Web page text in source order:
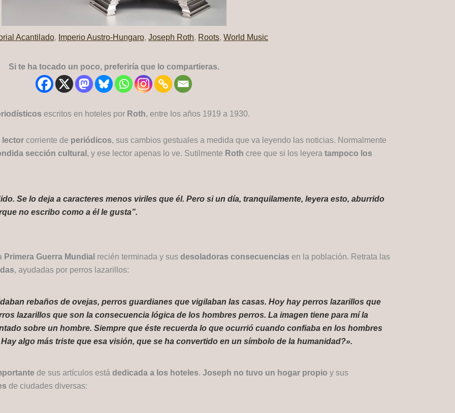
Acantilado, Imperio Austro-Hungaro, Joseph Roth, Roots, World Music
Si te ha tocado un poco, preferiría que lo compartieras.
escritos en hoteles por Roth, entre los años 1919 a 1930.
lector corriente de periódicos, sus cambios gestuales a medida que va leyendo las noticias. Normalmente
sección cultural , y ese lector apenas lo ve. Sutilmente Roth cree que si los leyera tampoco los
Se lo deja a caracteres menos viriles que él. Pero si un día, tranquilamente, leyera esto, aburrido
no escribo como a él le gusta”.
Primera Guerra Mundial recién terminada y sus desoladoras consecuencias en la población. Retrata las
, ayudadas por perros lazarillos:
rebaños de ovejas, perros guardianes que vigilaban las casas. Hoy hay perros lazarillos que
lazarillos que son la consecuencia lógica de los hombres perros. La imagen tiene para mí la
sobre un hombre. Siempre que éste recuerda lo que ocurrió cuando confiaba en los hombres
algo más triste que esa visión, que se ha convertido en un símbolo de la humanidad?».
de sus artículos está dedicada a los hoteles. Joseph no tuvo un hogar propio y sus
de ciudades diversas: